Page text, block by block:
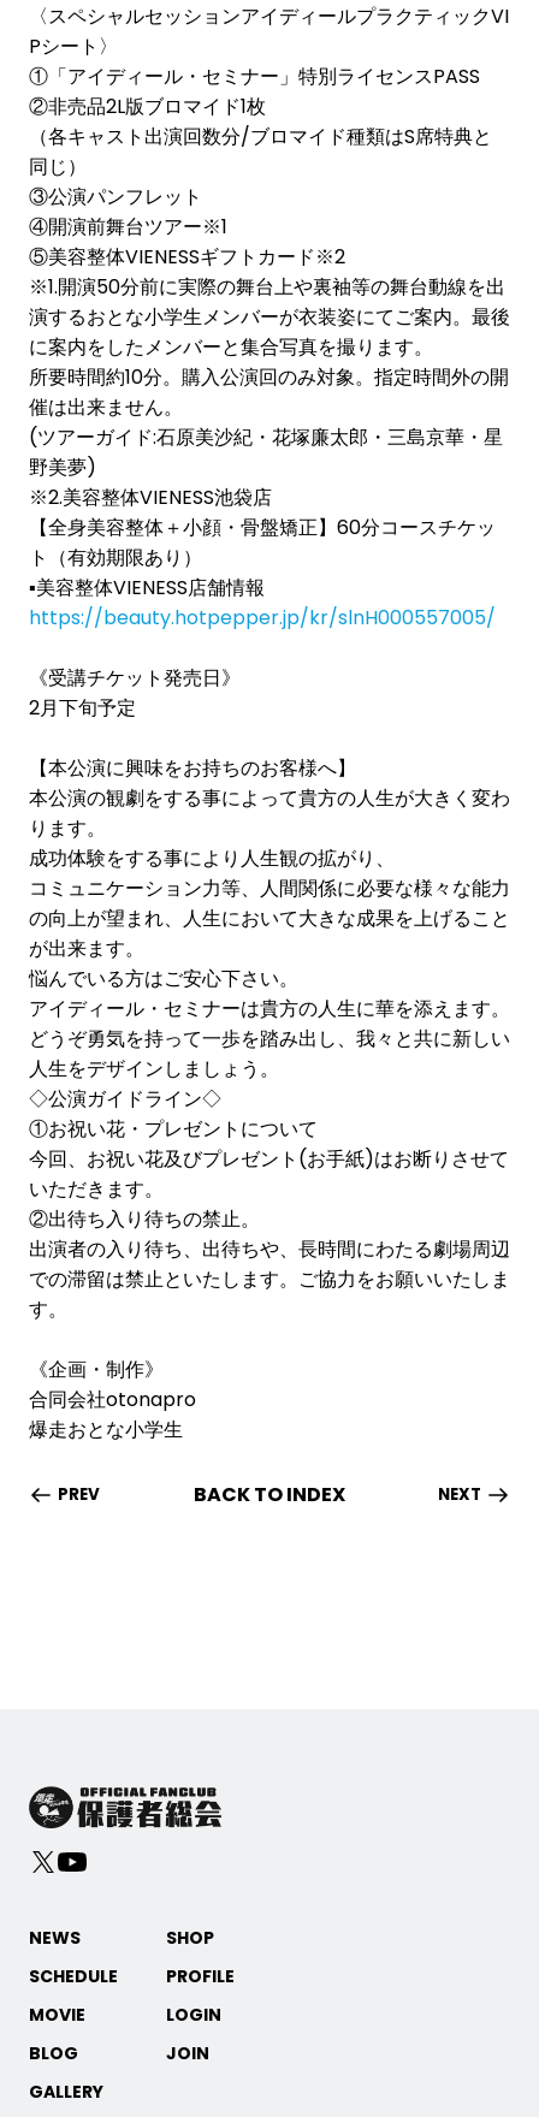
〈スペシャルセッションアイディールプラクティックVI
Pシート〉
①「アイディール・セミナー」特別ライセンスPASS
②非売品2L版ブロマイド1枚
（各キャスト出演回数分/ブロマイド種類はS席特典と
同じ）
③公演パンフレット
④開演前舞台ツアー※1
⑤美容整体VIENESSギフトカード※2
※1.開演50分前に実際の舞台上や裏袖等の舞台動線を出
演するおとな小学生メンバーが衣装姿にてご案内。最後
に案内をしたメンバーと集合写真を撮ります。
所要時間約10分。購入公演回のみ対象。指定時間外の開
催は出来ません。
(ツアーガイド:石原美沙紀・花塚廉太郎・三島京華・星
野美夢)
※2.美容整体VIENESS池袋店
【全身美容整体＋小顔・骨盤矯正】60分コースチケッ
ト（有効期限あり）
▪️美容整体VIENESS店舗情報
https://beauty.hotpepper.jp/kr/slnH000557005/
《受講チケット発売日》
2月下旬予定
【本公演に興味をお持ちのお客様へ】
本公演の観劇をする事によって貴方の人生が大きく変わ
ります。
成功体験をする事により人生観の拡がり、
コミュニケーション力等、人間関係に必要な様々な能力
の向上が望まれ、人生において大きな成果を上げること
が出来ます。
悩んでいる方はご安心下さい。
アイディール・セミナーは貴方の人生に華を添えます。
どうぞ勇気を持って一歩を踏み出し、我々と共に新しい
人生をデザインしましょう。
◇公演ガイドライン◇
①お祝い花・プレゼントについて
今回、お祝い花及びプレゼント(お手紙)はお断りさせて
いただきます。
②出待ち入り待ちの禁止。
出演者の入り待ち、出待ちや、長時間にわたる劇場周辺
での滞留は禁止といたします。ご協力をお願いいたしま
す。
《企画・制作》
合同会社otonapro
爆走おとな小学生
PREV BACK TO INDEX NEXT
NEWS
SCHEDULE
MOVIE
BLOG
GALLERY
SHOP
PROFILE
LOGIN
JOIN